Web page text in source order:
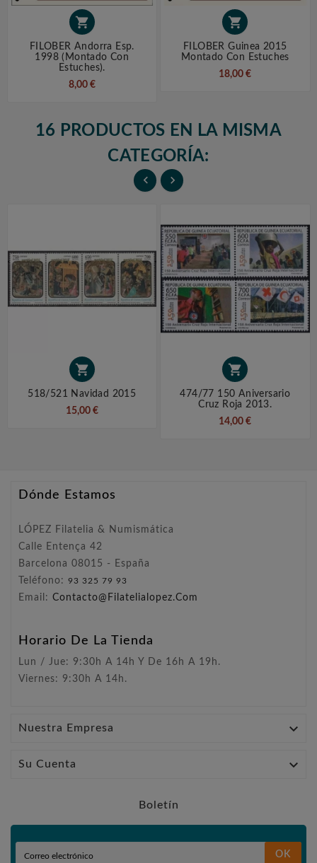

FILOBER Andorra Esp.
1998 (montado Con
Estuches).
8,00 €

FILOBER Guinea 2015
Montado Con Estuches
18,00 €
16 PRODUCTOS EN LA MISMA
CATEGORÍA:
 

518/521 Navidad 2015
15,00 €

474/77 150 Aniversario
Cruz Roja 2013.
14,00 €
Dónde Estamos
LÓPEZ Filatelia & Numismática
Calle Entença 42
Barcelona 08015 - España
Teléfono: 93 325 79 93
Email: Contacto@filatelialopez.com
Horario De La Tienda
Lun / Jue: 9:30h A 14h Y De 16h A 19h.
Viernes: 9:30h A 14h.
Nuestra Empresa 
Su Cuenta 
Boletín
OK